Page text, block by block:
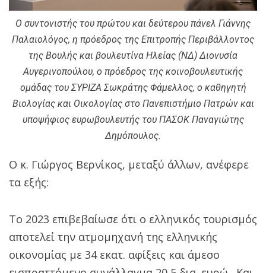
Ο συντονιστής του πρώτου και δεύτερου πάνελ Γιάννης
Παλαιολόγος, η πρόεδρος της Επιτροπής Περιβάλλοντος
της Βουλής και βουλευτίνα Ηλείας (ΝΔ) Διονυσία
Αυγερινοπούλου, ο πρόεδρος της κοινοβουλευτικής
ομάδας του ΣΥΡΙΖΑ Σωκράτης Φάμελλος, ο καθηγητή
Βιολογίας και Οικολογίας στο Πανεπιστήμιο Πατρών και
υποψήφιος ευρωβουλευτής του ΠΑΣΟΚ Παναγιώτης
Δημόπουλος.
Ο κ. Γιώργος Βερνίκος, μεταξύ άλλων, ανέφερε
τα εξής:
Το 2023 επιβεβαίωσε ότι ο ελληνικός τουρισμός
αποτελεί την ατμομηχανή της ελληνικής
οικονομίας με 34 εκατ. αφίξεις και άμεσο